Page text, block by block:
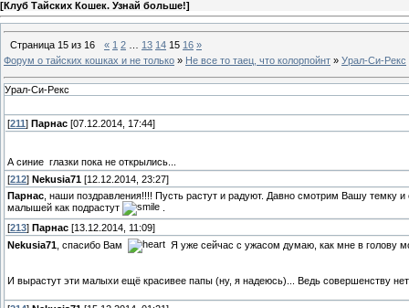
[Клуб Тайских Кошек. Узнай больше!]
Страница 15 из 16 « 1 2 13 14 15 16 »
Форум о тайских кошках и не только » Не все то таец, что колорпойнт » Урал-Си-Рекс
Урал-Си-Рекс
[211] Парнас [07.12.2014, 17:44]
А синие глазки пока не открылись...
[212] Nekusia71 [12.12.2014, 23:27]
Парнас , наши поздравления!!!! Пусть растут и радуют. Давно смотрим Вашу
малышей как подрастут
[213] Парнас [13.12.2014, 11:09]
Nekusia71 , спасибо Вам Я уже сейчас с ужасом думаю, как мне в голову
И вырастут эти малыхи ещё красивее папы (ну, я надеюсь)... Ведь совершенству